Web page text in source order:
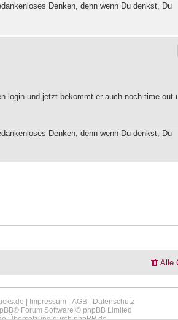
Denken, denn wenn Du denkst, Du
login und jetzt bekommt er auch noch time out
Denken, denn wenn Du denkst, Du
Alle
| Impressum | AGB| Datenschutz
® Forum Software © phpBB Limited